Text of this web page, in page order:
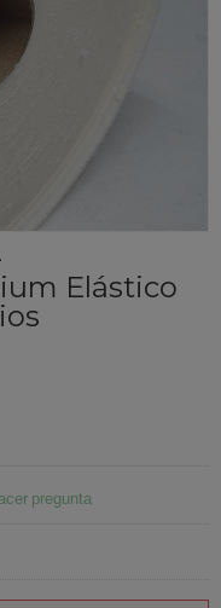
Elástico
pregunta